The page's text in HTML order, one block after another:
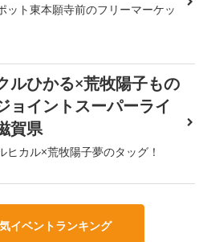
ット東本願寺前のフリーマーケッ
ルひかる×荒牧陽子もの
ョイントスーパーライ
賀県
ヒカル×荒牧陽子夢のタッグ！
イベントランキング